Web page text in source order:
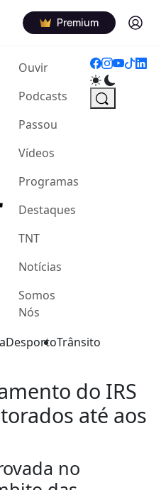
Premium Log in
Ouvir(current)
Podcasts
Passou
Vídeos
Programas
Destaques
TNT
Notícias
Somos
Nós
DesportoTrânsito
do IRS
até aos
no